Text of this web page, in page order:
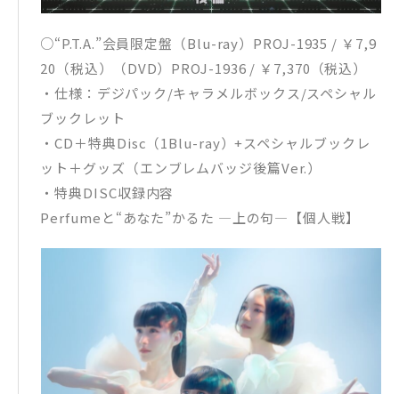
○“P.T.A.”会員限定盤（Blu-ray）PROJ-1935 / ￥7,9
20（税込）（DVD）PROJ-1936 / ￥7,370（税込）
・仕様：デジパック/キャラメルボックス/スペシャル
ブックレット
・CD＋特典Disc（1Blu-ray）+スペシャルブックレ
ット＋グッズ（エンブレムバッジ後篇Ver.）
・特典DISC収録内容
Perfumeと“あなた”かるた ―上の句―【個人戦】